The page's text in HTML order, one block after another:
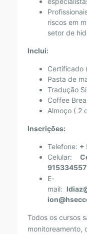
T
M
E
O
riscos em
setor de
Inclui:
Certificado
Pasta de
Tradução
Coffee
Almoço ( 2
Inscrições:
Telefone: +
Celular:
915334557
E-
mail:
Todos os cursos
monitoreamento,